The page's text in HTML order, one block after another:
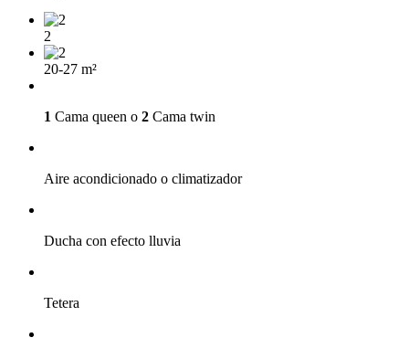
2
20-27 m²
1 Cama queen o 2 Cama twin
Aire acondicionado o climatizador
Ducha con efecto lluvia
Tetera